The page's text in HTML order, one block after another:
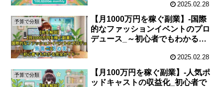
2025.02.28
予算で分類
【月1000万円を稼ぐ副業】-国際
的なファッションイベントのプロ
デュース_～初心者でもわかる徹
2025.02.28
予算で分類
【月100万円を稼ぐ副業】-人気ポ
ッドキャストの収益化_初心者で